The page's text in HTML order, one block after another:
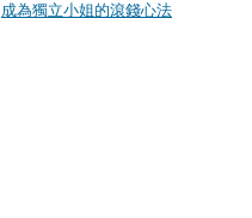
成為獨立小姐的滾錢心法